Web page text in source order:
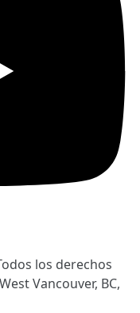
los derechos
Vancouver, BC,